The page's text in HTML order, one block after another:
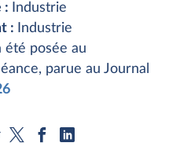
:
Industrie
:
Industrie
été posée au
parue au Journal